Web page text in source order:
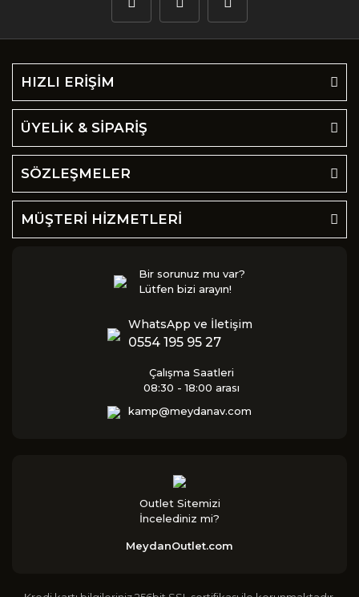
HIZLI ERİŞİM
ÜYELİK & SİPARİŞ
SÖZLEŞMELER
MÜŞTERİ HİZMETLERİ
Bir sorunuz mu var?
Lütfen bizi arayın!
WhatsApp ve İletişim
0554 195 95 27
Çalışma Saatleri
08:30 - 18:00 arası
kamp@meydanav.com
Outlet Sitemizi
İncelediniz mi?
MeydanOutlet.com